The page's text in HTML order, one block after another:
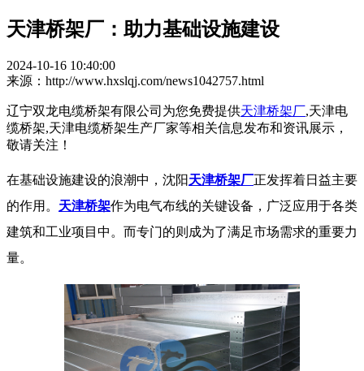
天津桥架厂：助力基础设施建设
2024-10-16 10:40:00
来源：http://www.hxslqj.com/news1042757.html
辽宁双龙电缆桥架有限公司为您免费提供天津桥架厂,天津电
缆桥架,天津电缆桥架生产厂家等相关信息发布和资讯展示，
敬请关注！
在基础设施建设的浪潮中，沈阳天津桥架厂正发挥着日益主要
的作用。 天津桥架作为电气布线的关键设备，广泛应用于各类
建筑和工业项目中。而专门的则成为了满足市场需求的重要力
量。